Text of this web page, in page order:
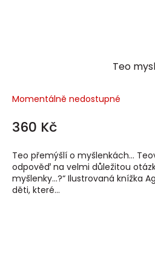
Teo
Momentálně nedostupné
360 Kč
Teo přemýšlí o myšlenkách...
odpověď na velmi důležitou
myšlenky...?“ Ilustrovaná knížka
děti, které...